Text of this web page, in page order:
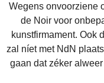
Wegens onvoorziene
de Noir voor
kunstfirmament. Ook
zal níet met NdN
gaan dat zéker